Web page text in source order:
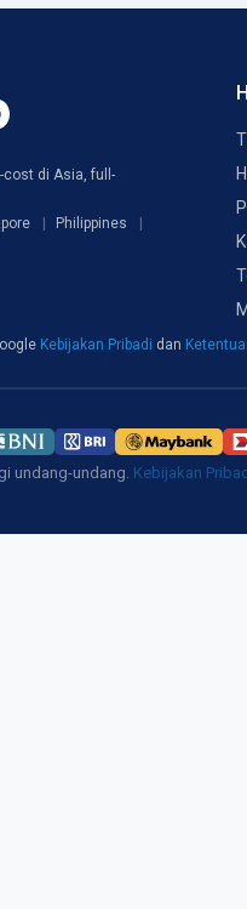
cost di Asia, full-
Philippines
Kebijakan Pribadi dan
undang-undang. Kebijakan